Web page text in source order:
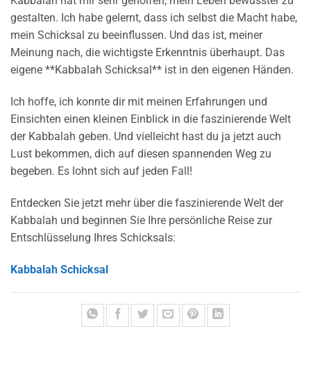
gestalten. Ich habe gelernt, dass ich selbst die Macht habe,
mein Schicksal zu beeinflussen. Und das ist, meiner
Meinung nach, die wichtigste Erkenntnis überhaupt. Das
eigene **Kabbalah Schicksal** ist in den eigenen Händen.
Ich hoffe, ich konnte dir mit meinen Erfahrungen und
Einsichten einen kleinen Einblick in die faszinierende Welt
der Kabbalah geben. Und vielleicht hast du ja jetzt auch
Lust bekommen, dich auf diesen spannenden Weg zu
begeben. Es lohnt sich auf jeden Fall!
Entdecken Sie jetzt mehr über die faszinierende Welt der
Kabbalah und beginnen Sie Ihre persönliche Reise zur
Entschlüsselung Ihres Schicksals:
Kabbalah Schicksal